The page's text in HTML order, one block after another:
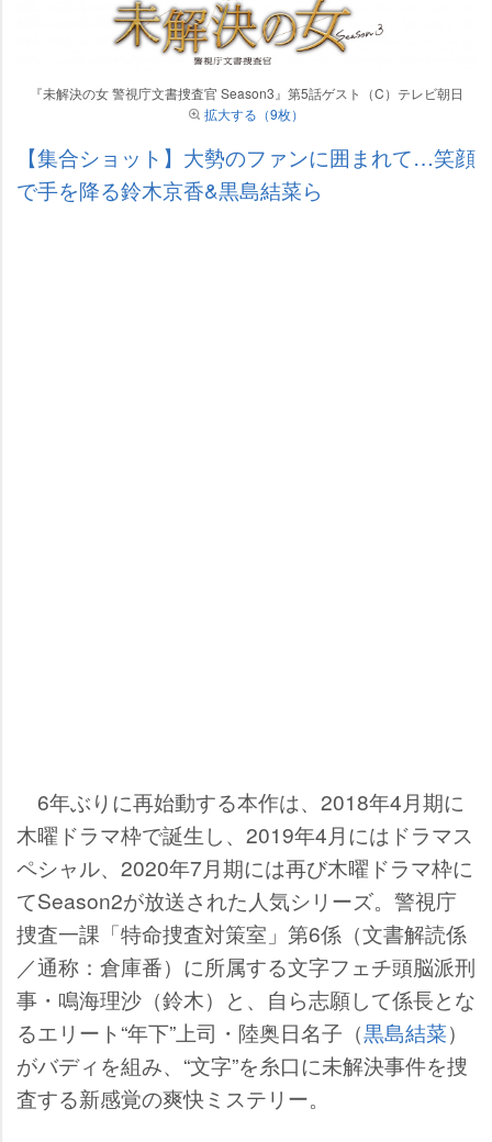
『未解決の女 警視庁文書捜査官 Season3』第5話ゲスト（C）テレビ朝日
拡大する（9枚）
【集合ショット】大勢のファンに囲まれて…笑顔
で手を降る鈴木京香&黒島結菜ら
6年ぶりに再始動する本作は、2018年4月期に
木曜ドラマ枠で誕生し、2019年4月にはドラマス
ペシャル、2020年7月期には再び木曜ドラマ枠に
てSeason2が放送された人気シリーズ。警視庁
捜査一課「特命捜査対策室」第6係（文書解読係
／通称：倉庫番）に所属する文字フェチ頭脳派刑
事・鳴海理沙（鈴木）と、自ら志願して係長とな
るエリート“年下”上司・陸奥日名子（黒島結菜）
がバディを組み、“文字”を糸口に未解決事件を捜
査する新感覚の爽快ミステリー。